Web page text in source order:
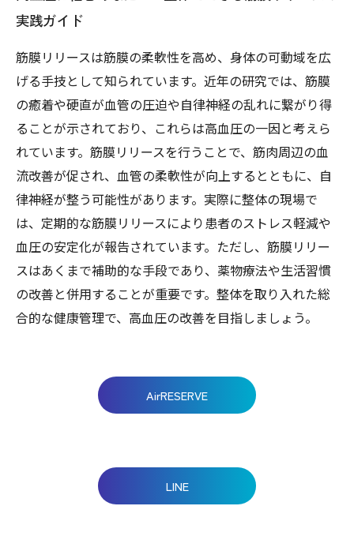
実践ガイド
筋膜リリースは筋膜の柔軟性を高め、身体の可動域を広
げる手技として知られています。近年の研究では、筋膜
の癒着や硬直が血管の圧迫や自律神経の乱れに繋がり得
ることが示されており、これらは高血圧の一因と考えら
れています。筋膜リリースを行うことで、筋肉周辺の血
流改善が促され、血管の柔軟性が向上するとともに、自
律神経が整う可能性があります。実際に整体の現場で
は、定期的な筋膜リリースにより患者のストレス軽減や
血圧の安定化が報告されています。ただし、筋膜リリー
スはあくまで補助的な手段であり、薬物療法や生活習慣
の改善と併用することが重要です。整体を取り入れた総
合的な健康管理で、高血圧の改善を目指しましょう。
AirRESERVE
LINE